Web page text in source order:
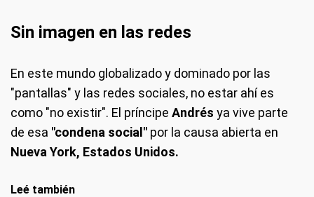
Sin imagen en las redes
En este mundo globalizado y dominado por las
"pantallas" y las redes sociales, no estar ahí es
como "no existir". El príncipe Andrés ya vive parte
de esa "condena social" por la causa abierta en
Nueva York, Estados Unidos.
Leé también